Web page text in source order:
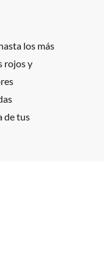
los más
rojos y
de tus